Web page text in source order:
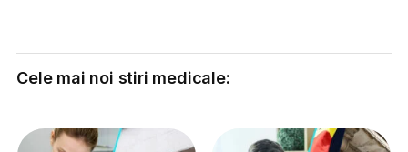
Cele mai noi stiri medicale: